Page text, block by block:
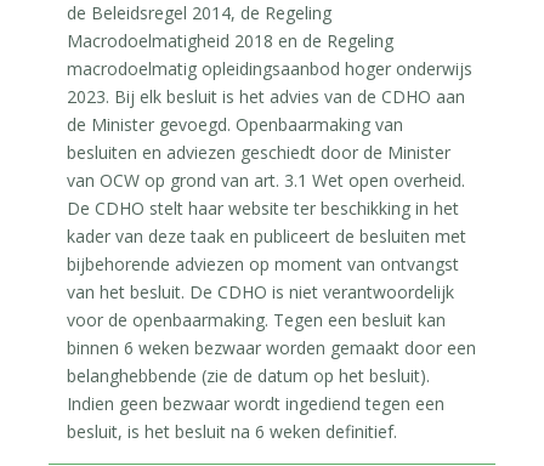
de Beleidsregel 2014, de Regeling
Macrodoelmatigheid 2018 en de Regeling
macrodoelmatig opleidingsaanbod hoger onderwijs
2023. Bij elk besluit is het advies van de CDHO aan
de Minister gevoegd. Openbaarmaking van
besluiten en adviezen geschiedt door de Minister
van OCW op grond van art. 3.1 Wet open overheid.
De CDHO stelt haar website ter beschikking in het
kader van deze taak en publiceert de besluiten met
bijbehorende adviezen op moment van ontvangst
van het besluit. De CDHO is niet verantwoordelijk
voor de openbaarmaking. Tegen een besluit kan
binnen 6 weken bezwaar worden gemaakt door een
belanghebbende (zie de datum op het besluit).
Indien geen bezwaar wordt ingediend tegen een
besluit, is het besluit na 6 weken definitief.